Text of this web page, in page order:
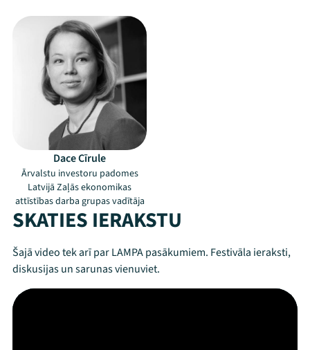
Dace Cīrule
Ārvalstu investoru padomes
Latvijā Zaļās ekonomikas
attīstības darba grupas vadītāja
SKATIES IERAKSTU
Šajā video tek arī par LAMPA pasākumiem. Festivāla ieraksti,
diskusijas un sarunas vienuviet.